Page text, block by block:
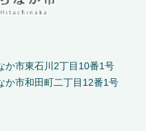
市東石川2丁目10番1号
市和田町二丁目12番1号